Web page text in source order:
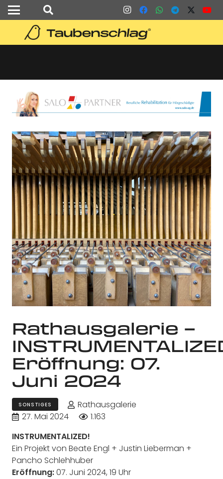
Rathausgalerie –
Eröffnung: 07.
Juni 2024
SONSTIGES
Rathausgalerie
27. Mai 2024
1.163
INSTRUMENTALIZED!
Ein Projekt von Beate Engl + Justin Lieberman +
Pancho Schlehhuber
Eröffnung:07. Juni 2024, 19 Uhr